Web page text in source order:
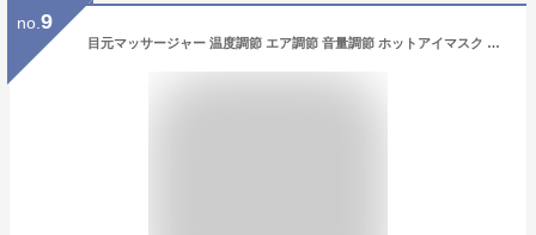
no. 9
目元マッサージャー 温度調節 エア調節 音量調節 ホットアイマスク Bluetooth 多周波振動 グラフェン加熱 タイマー機能 眼精疲労 パソコン スマホ 目の疲れ ストレス解消 快眠 誕生日 結婚祝い クリスマス 贈り物